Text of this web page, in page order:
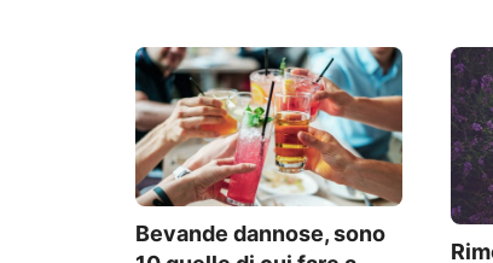
Bevande dannose, sono